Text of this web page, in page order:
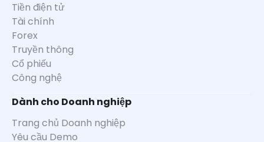
Tiền điện tử
Tài chính
Forex
Truyền thông
Cổ phiếu
Công nghệ
Dành cho Doanh nghiệp
Trang chủ Doanh nghiệp
Yêu cầu Demo